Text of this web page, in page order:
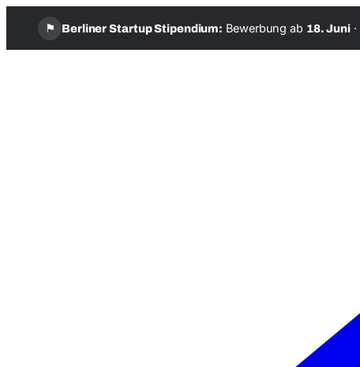
⚑ Berliner Startup Stipendium: Bewerbung ab 18. Juni ·